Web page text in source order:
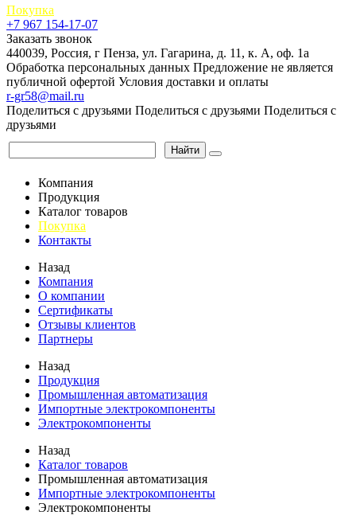
Покупка
+7 967 154-17-07
Заказать звонок
440039, Россия, г Пенза, ул. Гагарина, д. 11, к. А, оф. 1а
Обработка персональных данных Предложение не является
публичной офертой Условия доставки и оплаты
r-gr58@mail.ru
Поделиться с друзьями Поделиться с друзьями Поделиться с
друзьями
Найти
Компания
Продукция
Каталог товаров
Покупка
Контакты
Назад
Компания
О компании
Сертификаты
Отзывы клиентов
Партнеры
Назад
Продукция
Промышленная автоматизация
Импортные электрокомпоненты
Электрокомпоненты
Назад
Каталог товаров
Промышленная автоматизация
Импортные электрокомпоненты
Электрокомпоненты